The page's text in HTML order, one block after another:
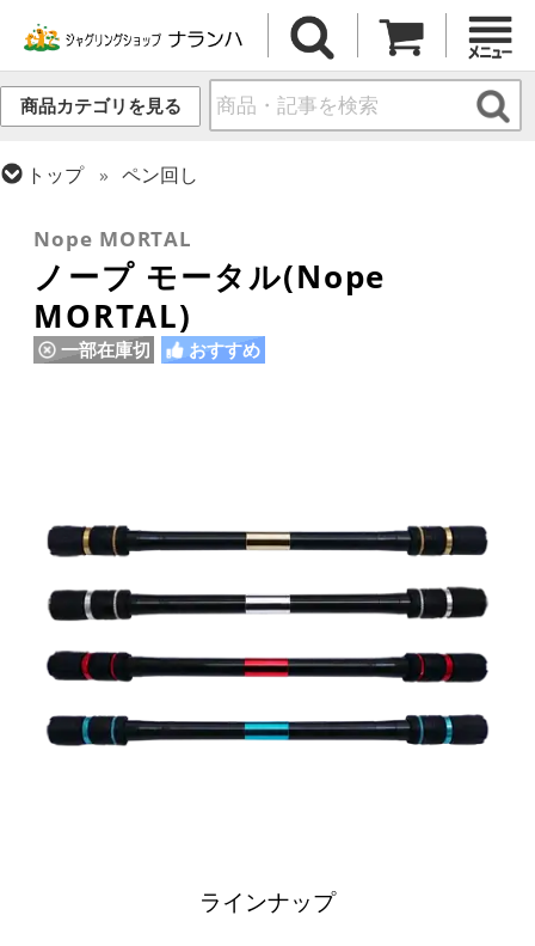
商品カテゴリを見る
トップ
ペン回し
Nope MORTAL
ノープ モータル(Nope
MORTAL)
一部在庫切 おすすめ
ラインナップ